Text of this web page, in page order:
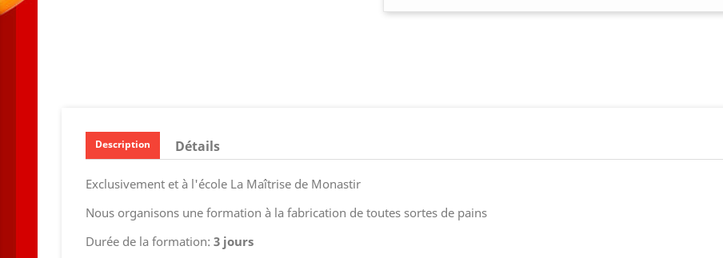
Description Détails
Exclusivement et à l'école La Maîtrise de Monastir
Nous organisons une formation à la fabrication de toutes sortes de pains
Durée de la formation: 3 jours